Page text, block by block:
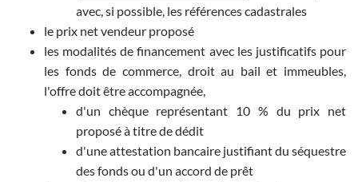
avec, si possible, les références cadastrales
le prix net vendeur proposé
les modalités de financement avec les justificatifs pour
les fonds de commerce, droit au bail et immeubles,
l'offre doit être accompagnée,
d'un chèque représentant 10 % du prix net
proposé à titre de dédit
d'une attestation bancaire justifiant du séquestre
des fonds ou d'un accord de prêt